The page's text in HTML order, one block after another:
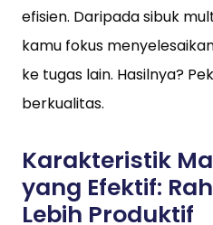
efisien. Daripada sibuk
kamu fokus
ke tugas lain. Hasilnya?
berkualitas.
Karakteristik
yang Efektif:
Lebih Produktif